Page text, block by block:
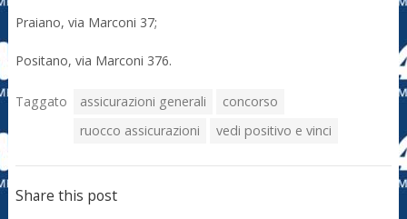
Praiano, via Marconi 37;
Positano, via Marconi 376.
Taggato assicurazioni generali
concorso
ruocco assicurazioni
vedi positivo e vinci
Share this post